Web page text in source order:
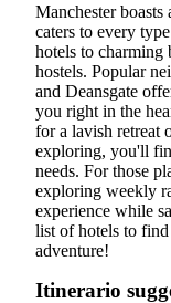
Manchester boasts
caters to every
hotels to charming
hostels. Popular
and Deansgate
you right in the
for a lavish retreat
exploring, you'll
needs. For those
exploring weekly
experience while
list of hotels to
adventure!
Itinerario